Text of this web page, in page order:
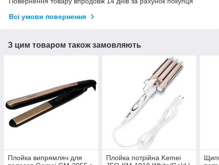
Всі умови повернення
З цим товаром також замовляють
Плойка випрямляч для
Плойка потрійна Kemei